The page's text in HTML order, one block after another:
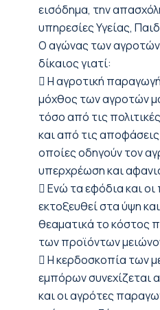
εισόδημα, την
υπηρεσίες Υγείας,
Ο αγώνας των αγροτών
δίκαιος γιατί:
 Η αγροτική
μόχθος των αγροτών
τόσο από τις
και από τις
οποίες οδηγούν τον
υπερχρέωση και
 Ενώ τα εφόδια και
εκτοξευθεί στα ύψη
θεαματικά το κόστος
των προϊόντων
 Η κερδοσκοπία των
εμπόρων συνεχίζεται
και οι αγρότες